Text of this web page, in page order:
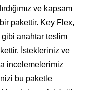
ve kapsam
pakettir. Key Flex,
anahtar teslim
İstekleriniz ve
incelemelerimiz
bu paketle